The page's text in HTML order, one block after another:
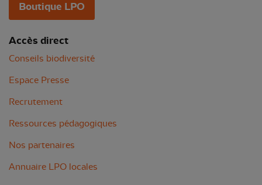
Boutique LPO
Accès direct
Conseils biodiversité
Espace Presse
Recrutement
Ressources pédagogiques
Nos partenaires
Annuaire LPO locales